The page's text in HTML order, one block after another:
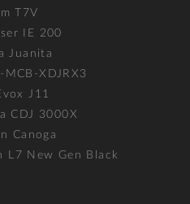
T7V
IE 200
Juanita
MCB-XDJRX3
J11
CDJ 3000X
Canoga
L7 New Gen Black